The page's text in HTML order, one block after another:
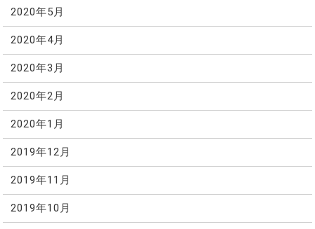
2020年5月
2020年4月
2020年3月
2020年2月
2020年1月
2019年12月
2019年11月
2019年10月